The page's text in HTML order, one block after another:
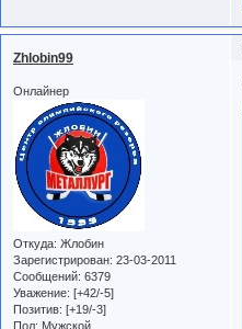
Zhlobin99
Онлайнер
Откуда: Жлобин
Зарегистрирован: 23-03-2011
Сообщений: 6379
Уважение: [+42/-5]
Позитив: [+19/-3]
Пол: Мужской